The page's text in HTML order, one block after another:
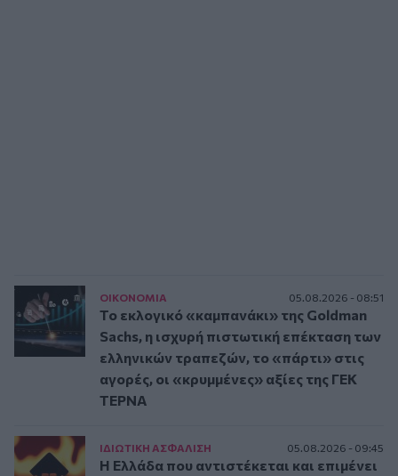
ΟΙΚΟΝΟΜΙΑ 05.08.2026 - 08:51
Το εκλογικό «καμπανάκι» της Goldman
Sachs, η ισχυρή πιστωτική επέκταση των
ελληνικών τραπεζών, το «πάρτι» στις
αγορές, οι «κρυμμένες» αξίες της ΓΕΚ
ΤΕΡΝΑ
ΙΔΙΩΤΙΚΗ ΑΣΦAΛΙΣΗ 05.08.2026 - 09:45
Η Ελλάδα που αντιστέκεται και επιμένει